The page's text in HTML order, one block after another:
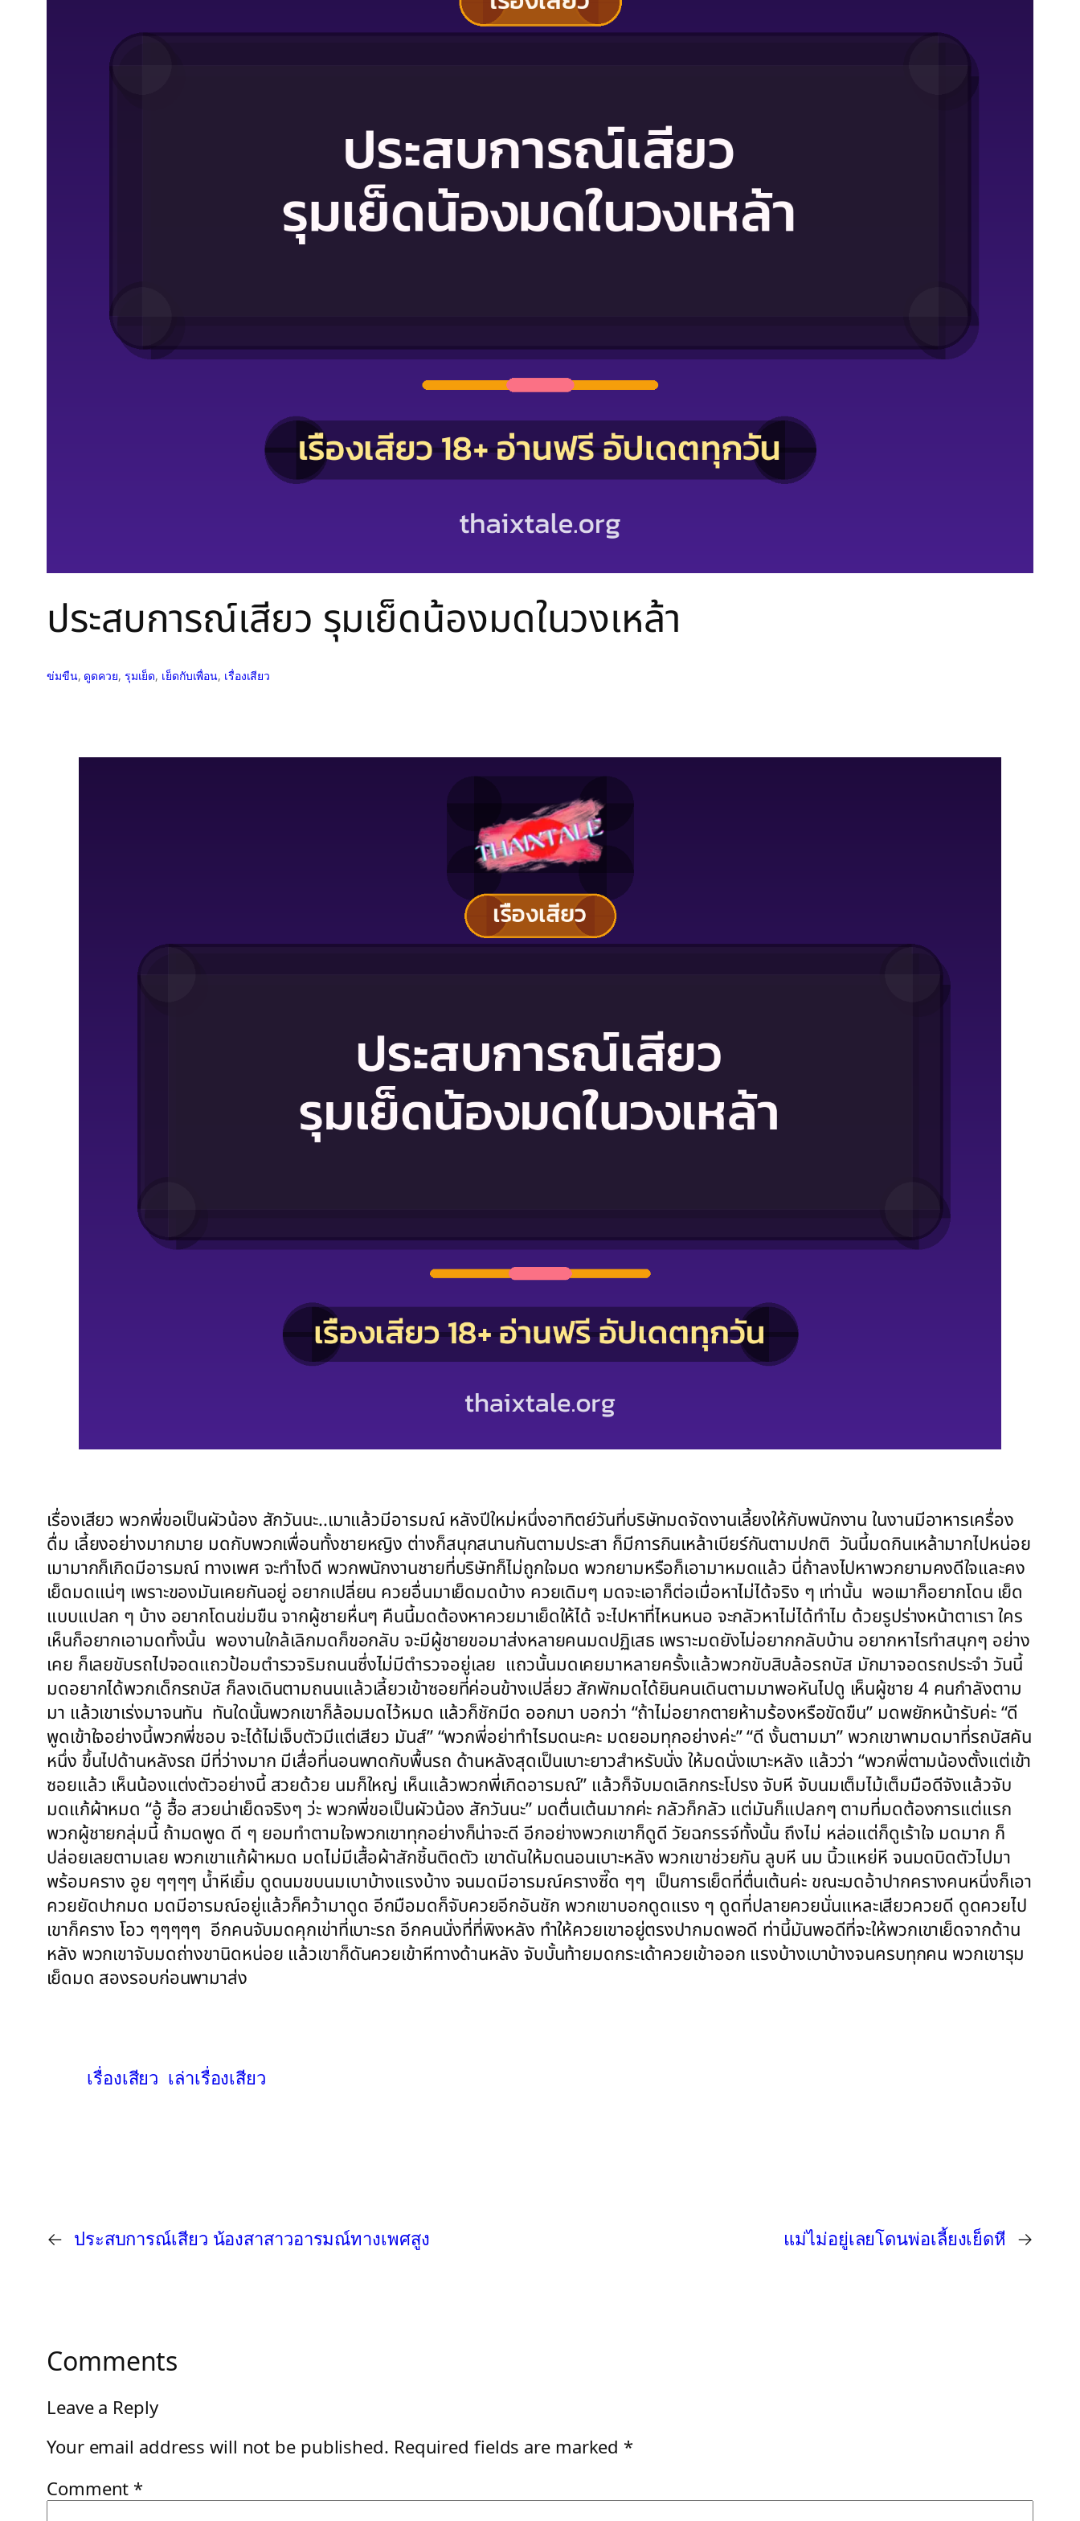
ประสบการณ์เสียว รุมเย็ดน้องมดในวงเหล้า
ข่มขืน, ดูดควย, รุมเย็ด, เย็ดกับเพื่อน, เรื่องเสียว
เรื่องเสียว พวกพี่ขอเป็นผัวน้อง สักวันนะ..เมาแล้วมีอารมณ์ หลังปีใหม่หนึ่งอาทิตย์วันที่บริษัทมดจัดงานเลี้ยงให้กับพนักงาน ในงานมีอาหารเครื่อง
ดื่ม เลี้ยงอย่างมากมาย มดกับพวกเพื่อนทั้งชายหญิง ต่างก็สนุกสนานกันตามประสา ก็มีการกินเหล้าเบียร์กันตามปกติ วันนี้มดกินเหล้ามากไปหน่อย
เมามากก็เกิดมีอารมณ์ ทางเพศ จะทำไงดี พวกพนักงานชายที่บริษัทก็ไม่ถูกใจมด พวกยามหรือก็เอามาหมดแล้ว นี่ถ้าลงไปหาพวกยามคงดีใจและคง
เย็ดมดแน่ๆ เพราะของมันเคยกันอยู่ อยากเปลี่ยน ควยอื่นมาเย็ดมดบ้าง ควยเดิมๆ มดจะเอาก็ต่อเมื่อหาไม่ได้จริง ๆ เท่านั้น พอเมาก็อยากโดน เย็ด
แบบแปลก ๆ บ้าง อยากโดนข่มขืน จากผู้ชายหื่นๆ คืนนี้มดต้องหาควยมาเย็ดให้ได้ จะไปหาที่ไหนหนอ จะกลัวหาไม่ได้ทำไม ด้วยรูปร่างหน้าตาเรา ใคร
เห็นก็อยากเอามดทั้งนั้น พองานใกล้เลิกมดก็ขอกลับ จะมีผู้ชายขอมาส่งหลายคนมดปฏิเสธ เพราะมดยังไม่อยากกลับบ้าน อยากหาไรทำสนุกๆ อย่าง
เคย ก็เลยขับรถไปจอดแถวป้อมตำรวจริมถนนซึ่งไม่มีตำรวจอยู่เลย แถวนั้นมดเคยมาหลายครั้งแล้วพวกขับสิบล้อรถบัส มักมาจอดรถประจำ วันนี้
มดอยากได้พวกเด็กรถบัส ก็ลงเดินตามถนนแล้วเลี้ยวเข้าซอยที่ค่อนข้างเปลี่ยว สักพักมดได้ยินคนเดินตามมาพอหันไปดู เห็นผู้ชาย 4 คนกำลังตาม
มา แล้วเขาเร่งมาจนทัน ทันใดนั้นพวกเขาก็ล้อมมดไว้หมด แล้วก็ชักมีด ออกมา บอกว่า “ถ้าไม่อยากตายห้ามร้องหรือขัดขืน” มดพยักหน้ารับค่ะ “ดี
พูดเข้าใจอย่างนี้พวกพี่ชอบ จะได้ไม่เจ็บตัวมีแต่เสียว มันส์” “พวกพี่อย่าทำไรมดนะคะ มดยอมทุกอย่างค่ะ” “ดี งั้นตามมา” พวกเขาพามดมาที่รถบัสคัน
หนึ่ง ขึ้นไปด้านหลังรถ มีที่ว่างมาก มีเสื่อที่นอนพาดกับพื้นรถ ด้านหลังสุดเป็นเบาะยาวสำหรับนั่ง ให้มดนั่งเบาะหลัง แล้วว่า “พวกพี่ตามน้องตั้งแต่เข้า
ซอยแล้ว เห็นน้องแต่งตัวอย่างนี้ สวยด้วย นมก็ใหญ่ เห็นแล้วพวกพี่เกิดอารมณ์” แล้วก็จับมดเลิกกระโปรง จับหี จับนมเต็มไม้เต็มมือดีจังแล้วจับ
มดแก้ผ้าหมด “อู้ ฮื้อ สวยน่าเย็ดจริงๆ ว่ะ พวกพี่ขอเป็นผัวน้อง สักวันนะ” มดตื่นเต้นมากค่ะ กลัวก็กลัว แต่มันก็แปลกๆ ตามที่มดต้องการแต่แรก
พวกผู้ชายกลุ่มนี้ ถ้ามดพูด ดี ๆ ยอมทำตามใจพวกเขาทุกอย่างก็น่าจะดี อีกอย่างพวกเขาก็ดูดี วัยฉกรรจ์ทั้งนั้น ถึงไม่ หล่อแต่ก็ดูเร้าใจ มดมาก ก็
ปล่อยเลยตามเลย พวกเขาแก้ผ้าหมด มดไม่มีเสื้อผ้าสักชิ้นติดตัว เขาดันให้มดนอนเบาะหลัง พวกเขาช่วยกัน ลูบหี นม นิ้วแหย่หี จนมดบิดตัวไปมา
พร้อมคราง อูย ๆๆๆๆ น้ำหีเยิ้ม ดูดนมขบนมเบาบ้างแรงบ้าง จนมดมีอารมณ์ครางซี๊ด ๆๆ เป็นการเย็ดที่ตื่นเต้นค่ะ ขณะมดอ้าปากครางคนหนึ่งก็เอา
ควยยัดปากมด มดมีอารมณ์อยู่แล้วก็คว้ามาดูด อีกมือมดก็จับควยอีกอันชัก พวกเขาบอกดูดแรง ๆ ดูดที่ปลายควยนั่นแหละเสียวควยดี ดูดควยไป
เขาก็คราง โอว ๆๆๆๆๆ อีกคนจับมดคุกเข่าที่เบาะรถ อีกคนนั่งที่ที่พิงหลัง ทำให้ควยเขาอยู่ตรงปากมดพอดี ท่านี้มันพอดีที่จะให้พวกเขาเย็ดจากด้าน
หลัง พวกเขาจับมดถ่างขานิดหน่อย แล้วเขาก็ดันควยเข้าหีทางด้านหลัง จับบั้นท้ายมดกระเด้าควยเข้าออก แรงบ้างเบาบ้างจนครบทุกคน พวกเขารุม
เย็ดมด สองรอบก่อนพามาส่ง
เรื่องเสียว เล่าเรื่องเสียว
← ประสบการณ์เสียว น้องสาสาวอารมณ์ทางเพศสูง แม่ไม่อยู่เลยโดนพ่อเลี้ยงเย็ดหี →
Comments
Leave a Reply
Your email address will not be published. Required fields are marked *
Comment *